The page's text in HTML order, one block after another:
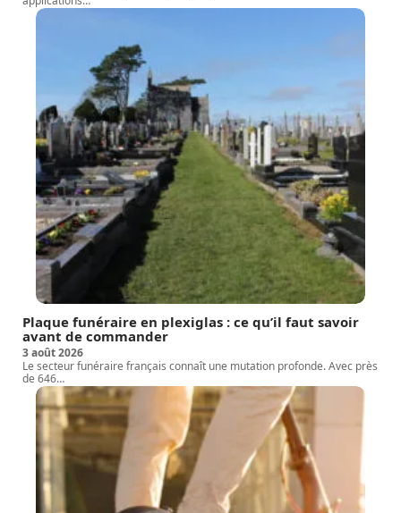
Plaque funéraire en plexiglas : ce qu’il faut savoir
avant de commander
3 août 2026
Le secteur funéraire français connaît une mutation profonde. Avec près
de 646…